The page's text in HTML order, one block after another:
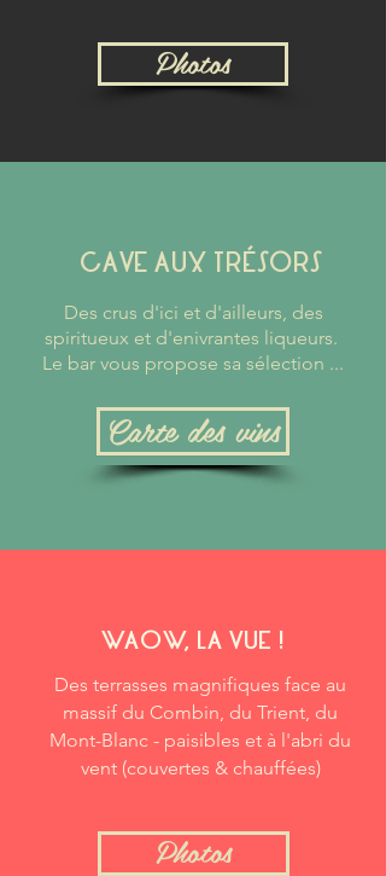
Photos
CAVE AUX TRÉSORS
Des crus d'ici et d'ailleurs, des
spiritueux et d'enivrantes liqueurs.
Le bar vous propose sa sélection ...
Carte des vins
WAOW, LA VUE !
Des terrasses magnifiques face au
massif du Combin, du Trient, du
Mont-Blanc - paisibles et à l'abri du
vent (couvertes & chauffées)
Photos